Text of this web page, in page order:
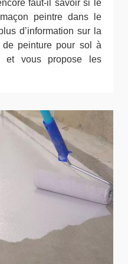
faut-il savoir si le
peintre dans le
d’information sur la
peinture pour sol à
et vous propose les